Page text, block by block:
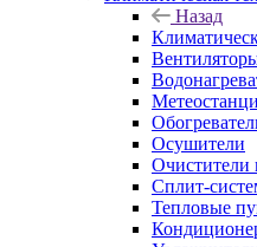
Назад
Осушители
Очистители
Сплит-
Тепловые